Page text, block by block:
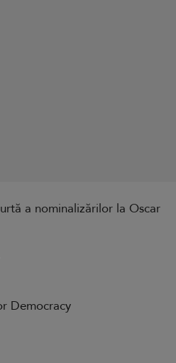
a nominalizărilor la Oscar
Democracy